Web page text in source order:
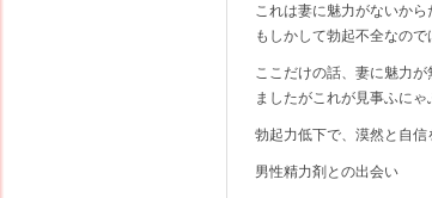
これは妻に魅力がないか
もしかして勃起不全なので
ここだけの話、妻に魅力が
ましたがこれが見事ふにゃ
勃起力低下で、漠然と自信
男性精力剤との出会い